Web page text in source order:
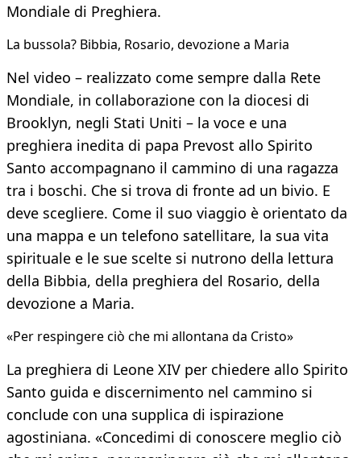
Mondiale di Preghiera.
La bussola? Bibbia, Rosario, devozione a Maria
Nel video – realizzato come sempre dalla Rete
Mondiale, in collaborazione con la diocesi di
Brooklyn, negli Stati Uniti – la voce e una
preghiera inedita di papa Prevost allo Spirito
Santo accompagnano il cammino di una ragazza
tra i boschi. Che si trova di fronte ad un bivio. E
deve scegliere. Come il suo viaggio è orientato da
una mappa e un telefono satellitare, la sua vita
spirituale e le sue scelte si nutrono della lettura
della Bibbia, della preghiera del Rosario, della
devozione a Maria.
«Per respingere ciò che mi allontana da Cristo»
La preghiera di Leone XIV per chiedere allo Spirito
Santo guida e discernimento nel cammino si
conclude con una supplica di ispirazione
agostiniana. «Concedimi di conoscere meglio ciò